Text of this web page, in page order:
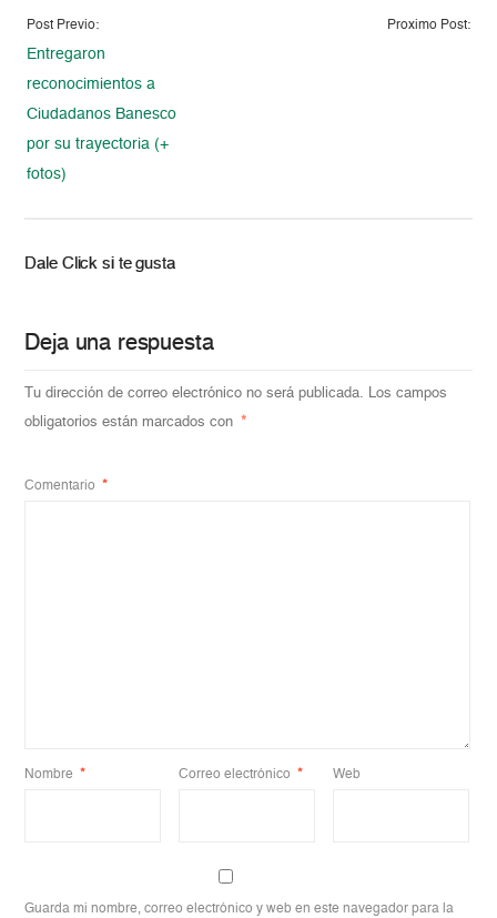
Post Previo:
Entregaron
reconocimientos a
Ciudadanos Banesco
por su trayectoria (+
fotos)
Proximo Post:
Dale Click si te gusta
Deja una respuesta
Tu dirección de correo electrónico no será publicada. Los campos
obligatorios están marcados con
*
Comentario *
Nombre * Correo electrónico * Web
Guarda mi nombre, correo electrónico y web en este navegador para la